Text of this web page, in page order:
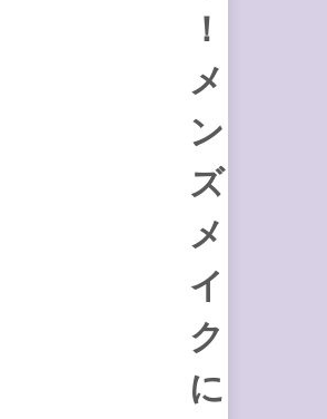
！
メ
ン
ズ
メ
イ
ク
に